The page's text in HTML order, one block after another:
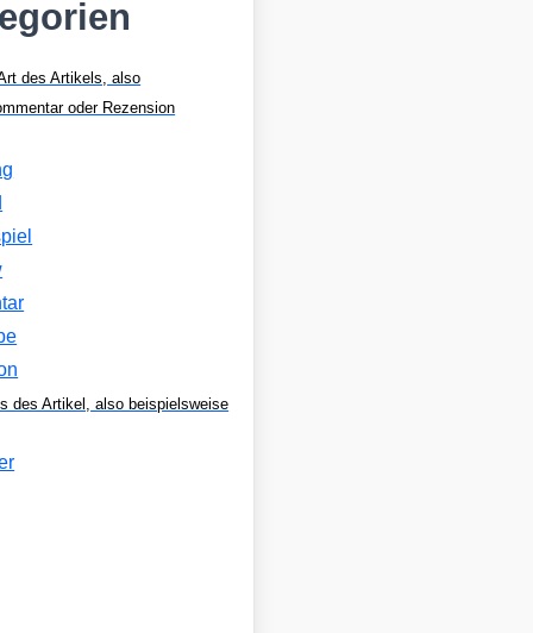
des Artikels, also
oder Rezension
des Artikel, also beispielsweise